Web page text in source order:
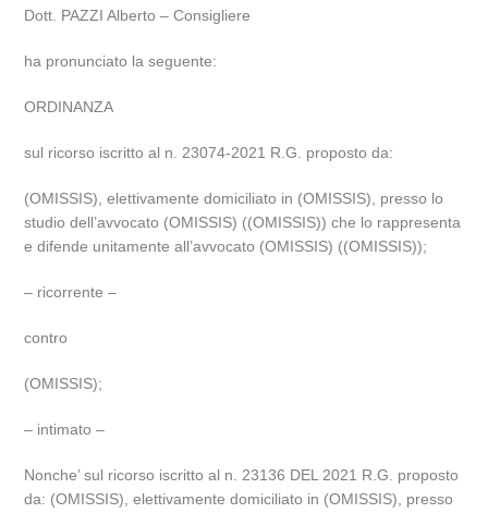
Dott. PAZZI Alberto – Consigliere
ha pronunciato la seguente:
ORDINANZA
sul ricorso iscritto al n. 23074-2021 R.G. proposto da:
(OMISSIS), elettivamente domiciliato in (OMISSIS), presso lo
studio dell’avvocato (OMISSIS) ((OMISSIS)) che lo rappresenta
e difende unitamente all’avvocato (OMISSIS) ((OMISSIS));
– ricorrente –
contro
(OMISSIS);
– intimato –
Nonche’ sul ricorso iscritto al n. 23136 DEL 2021 R.G. proposto
da: (OMISSIS), elettivamente domiciliato in (OMISSIS), presso